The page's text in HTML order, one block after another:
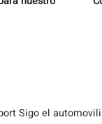
Sigo el